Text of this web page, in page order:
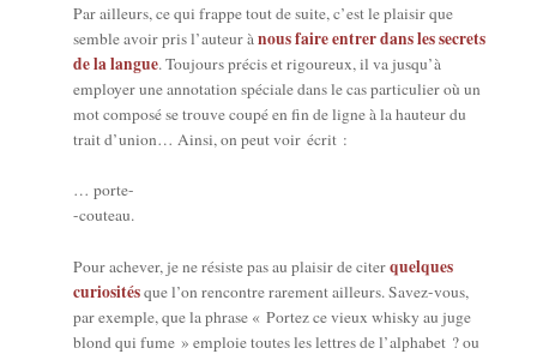
Par ailleurs, ce qui frappe tout de suite, c’est le plai­sir que
semble avoir pris l’au­teur ànous faire entrer dans les secrets
de la langue. Tou­jours pré­cis et rigou­reux, il va jus­qu’à
employer une anno­ta­tion spé­ciale dans le cas par­ti­cu­lier où un
mot com­po­sé se trouve cou­pé en fin de ligne à la hau­teur du
trait d’u­nion… Ain­si, on peut voir écrit :
… porte-
-cou­teau.
Pour ache­ver, je ne résiste pas au plai­sir de citerquelques
curio­si­tésque l’on ren­contre rare­ment ailleurs. Savez-vous,
par exemple, que la phrase « Por­tez ce vieux whis­ky au juge
blond qui fume » emploie toutes les lettres de l’al­pha­bet ? ou